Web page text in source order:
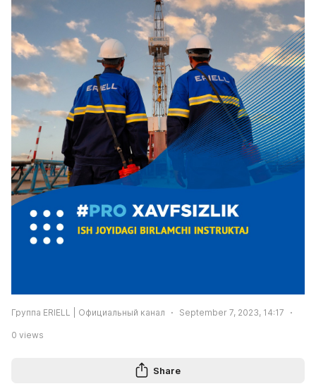
Группа ERIELL | Официальный канал September 7, 2023, 14:17
0 views
Share